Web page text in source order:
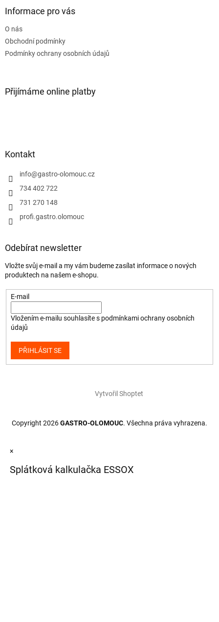
Informace pro vás
O nás
Obchodní podmínky
Podmínky ochrany osobních údajů
Přijímáme online platby
Kontakt
info@gastro-olomouc.cz
734 402 722
731 270 148
profi.gastro.olomouc
Odebírat newsletter
Vložte svůj e-mail a my vám budeme zasílat informace o nových
produktech na našem e-shopu.
E-mail
Vložením e-mailu souhlasíte s podmínkami ochrany osobních
údajů
PŘIHLÁSIT SE
Vytvořil Shoptet
Copyright 2026GASTRO-OLOMOUC. Všechna práva vyhrazena.
×
Splátková kalkulačka ESSOX